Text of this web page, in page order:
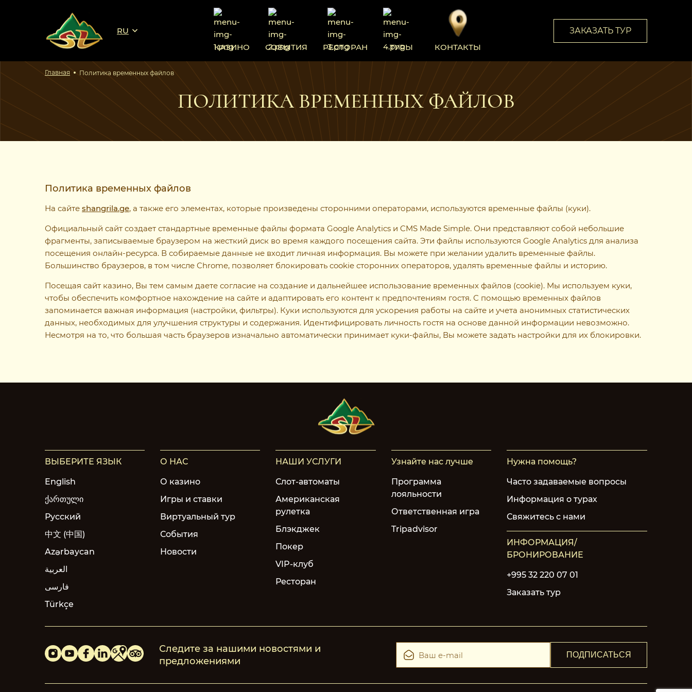
RU
КАЗИНО
СОБЫТИЯ РЕСТОРАН ТУРЫ КОНТАКТЫ
ЗАКАЗАТЬ ТУР
Главная Политика временных файлов
ПОЛИТИКА ВРЕМЕННЫХ ФАЙЛОВ
Политика временных файлов
На сайте shangrila.ge, а также его элементах, которые произведены сторонними операторами, используются временные файлы (куки).
Официальный сайт создает стандартные временные файлы формата Google Analytics и CMS Made Simple. Они представляют собой небольшие
фрагменты, записываемые браузером на жесткий диск во время каждого посещения сайта. Эти файлы используются Google Analytics для анализа
посещения онлайн-ресурса. В собираемые данные не входит личная информация. Вы можете при желании удалить временные файлы.
Большинство браузеров, в том числе Chrome, позволяет блокировать cookie сторонних операторов, удалять временные файлы и историю.
Посещая сайт казино, Вы тем самым даете согласие на создание и дальнейшее использование временных файлов (cookie). Мы используем куки,
чтобы обеспечить комфортное нахождение на сайте и адаптировать его контент к предпочтениям гостя. С помощью временных файлов
запоминается важная информация (настройки, фильтры). Куки используются для ускорения работы на сайте и учета анонимных статистических
данных, необходимых для улучшения структуры и содержания. Идентифицировать личность гостя на основе данной информации невозможно.
Несмотря на то, что большая часть браузеров изначально автоматически принимает куки-файлы, Вы можете задать настройки для их блокировки.
ВЫБЕРИТЕ ЯЗЫК
English
ქართული
Русский
中文 (中国)
Azərbaycan
العربية
فارسی
Türkçe
О НАС
О казино
Игры и ставки
Виртуальный тур
События
Новости
НАШИ УСЛУГИ
Слот-автоматы
Американская
рулетка
Блэкджек
Покер
VIP-клуб
Ресторан
Узнайте нас лучше
Программа
лояльности
Ответственная игра
Tripadvisor
Нужна помощь?
Часто задаваемые вопросы
Информация о турах
Свяжитесь с нами
ИНФОРМАЦИЯ/
БРОНИРОВАНИЕ
+995 32 220 07 01
Заказать тур
Следите за нашими новостями и
предложениями